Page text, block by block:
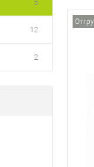
5
12
2